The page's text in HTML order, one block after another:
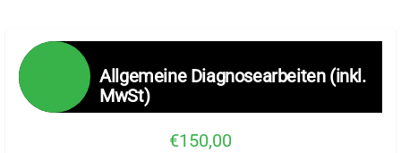
Allgemeine Diagnosearbeiten (inkl.
MwSt)
€150,00